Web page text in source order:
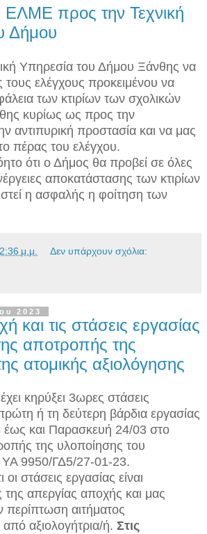
ΕΛΜΕ προς την Τεχνική
Δήμου
Υπηρεσία του Δήμου Ξάνθης να
τους ελέγχους προκειμένου να
των κτιρίων των σχολικών
κυρίως ως προς την
αντιπυρική προστασία και να μας
πέρας του ελέγχου.
ότι ο Δήμος θα προβεί σε όλες
αποκατάστασης των κτιρίων
η ασφαλής η φοίτηση των
μ.μ. Δεν υπάρχουν σχόλια:
2023
και τις στάσεις εργασίας
αποτροπής της
ατομικής αξιολόγησης
κηρύξει 3ωρες στάσεις
ή τη δεύτερη βάρδια εργασίας
και Παρασκευή 24/03 στο
της υλοποίησης του
ΥΑ 9950/ΓΔ5/27-01-23.
στάσεις εργασίας είναι
απεργίας αποχής και μας
περίπτωση αιτήματος
αξιολογήτρια/ή. Στις